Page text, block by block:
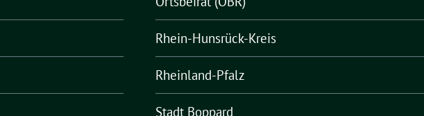
Rhein-Hunsrück-Kreis
Rheinland-Pfalz
Stadt Boppard